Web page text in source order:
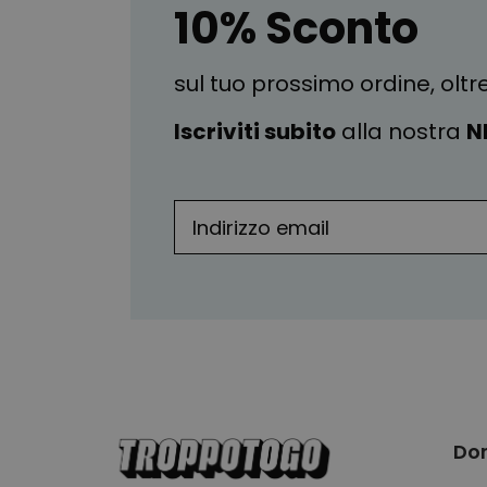
In una parola: calza a pennello. Quindi, se
10% Sconto
sul tuo prossimo ordine,
Iscriviti subito alla nostra